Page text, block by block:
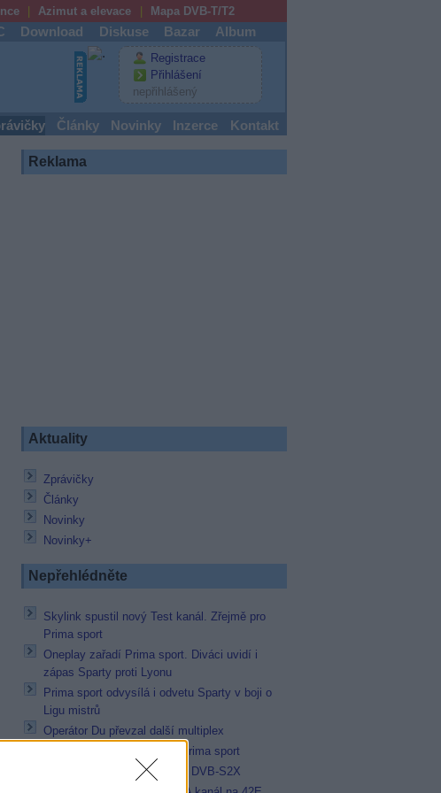
Azimut a elevace Mapa DVB-T/T2
Download Diskuse Bazar Album
Registrace
Přihlášení
nepřihlášený
Články Novinky Inzerce Kontakt
Reklama
Aktuality
Zprávičky
Články
Novinky
Novinky+
Nepřehlédněte
Skylink spustil nový Test kanál. Zřejmě pro
Prima sport
Oneplay zařadí Prima sport. Diváci uvidí i
zápas Sparty proti Lyonu
Prima sport odvysílá i odvetu Sparty v boji o
Ligu mistrů
Operátor Du převzal další multiplex
Antik TV potvrdil zařazení Prima sport
Televisa Networks přešla na DVB-S2X